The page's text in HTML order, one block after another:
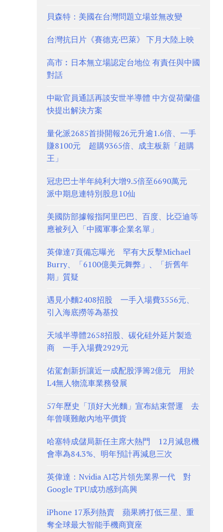
貝森特：美國在台灣問題立場並無改變
台灣抗日片《賽德克·巴萊》 下月大陸上映
高市︰日本無立場認定台地位 有責任與中國
對話
中歐官員通話再談安世半導體 中方促荷蘭儘
快提出解決方案
量化派2685首掛開報26元升逾1.6倍、一手
賺8100元 超購9365倍、成主板新「超購
王」
冠忠巴士半年純利大增9.5倍至6690萬元
派中期息連特別股息10仙
美國防部據報指阿里巴巴、百度、比亞迪等
應被列入「中國軍事企業名單」
英偉達7頁備忘曝光 罕有大反擊Michael
Burry、「6100億美元舞弊」、「折舊年
期」質疑
遇見小麵2408招股 一手入場費3556元、
引入海底撈等為基投
天域半導體2658招股、碳化硅外延片製造
商 一手入場費2929元
佑駕創新折讓近一成配股淨籌2億元 用於
L4無人物流車業務發展
57年歷史「頂好大光麵」宣布結束營運 去
年曾嘆難敵內地平價貨
哈塞特成儲局新任主席大熱門 12月減息機
會率為84.3%、明年預計再減息三次
英偉達：Nvidia AI芯片領先業界一代 對
Google TPU成功感到高興
iPhone 17系列熱賣 蘋果將打低三星、重
奪全球最大智能手機商寶座